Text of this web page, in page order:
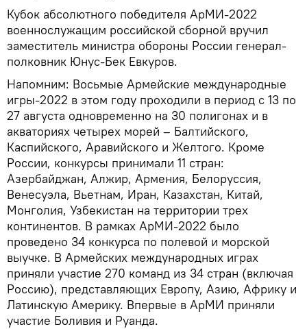
Кубок абсолютного победителя АрМИ-2022
военнослужащим российской сборной вручил
заместитель министра обороны России генерал-
полковник Юнус-Бек Евкуров.
Напомним: Восьмые Армейские международные
игры-2022 в этом году проходили в период с 13 по
27 августа одновременно на 30 полигонах и в
акваториях четырех морей – Балтийского,
Каспийского, Аравийского и Желтого. Кроме
России, конкурсы принимали 11 стран:
Азербайджан, Алжир, Армения, Белоруссия,
Венесуэла, Вьетнам, Иран, Казахстан, Китай,
Монголия, Узбекистан на территории трех
континентов. В рамках АрМИ-2022 было
проведено 34 конкурса по полевой и морской
выучке. В Армейских международных играх
приняли участие 270 команд из 34 стран (включая
Россию), представляющих Европу, Азию, Африку и
Латинскую Америку. Впервые в АрМИ приняли
участие Боливия и Руанда.